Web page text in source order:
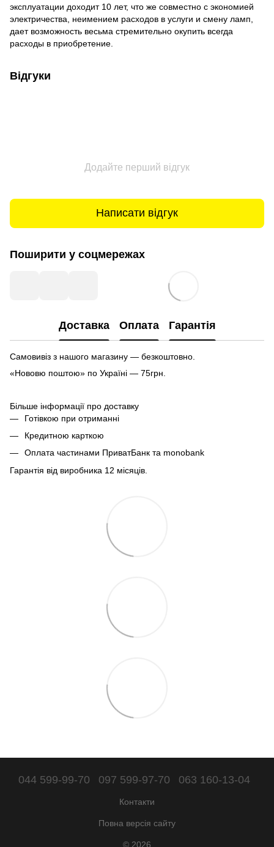
эксплуатации доходит 10 лет, что же совместно с экономией
электричества, неимением расходов в услуги и смену ламп,
дает возможность весьма стремительно окупить всегда
расходы в приобретение.
Відгуки
Додайте перший відгук
Написати відгук
Поширити у соцмережах
Доставка Оплата Гарантія
Самовивіз з нашого магазину — безкоштовно.
«Нововю поштою» по Україні — 75грн.
Більше інформації про доставку
Готівкою при отриманні
Кредитною карткою
Оплата частинами ПриватБанк та monobank
Гарантія від виробника 12 місяців.
044 599-99-70 097 599-97-70 063 160-13-04
Контакти
Повна версія сайту
© 2026